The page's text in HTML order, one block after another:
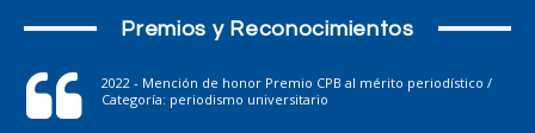
Premios y Reconocimientos
2022 - Mención de honor Premio CPB al mérito periodístico /
Categoría: periodismo universitario